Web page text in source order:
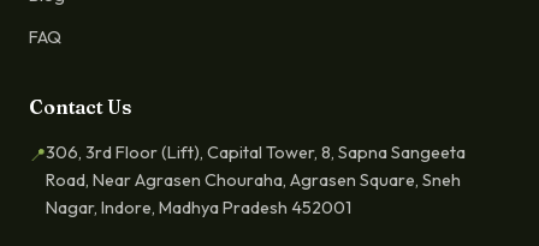
FAQ
Contact Us
📍306, 3rd Floor (Lift), Capital Tower, 8, Sapna Sangeeta
Road, Near Agrasen Chouraha, Agrasen Square, Sneh
Nagar, Indore, Madhya Pradesh 452001